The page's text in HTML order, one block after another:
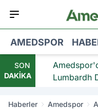
AMEDSPOR
SON
DAKİKA
Lumbardh
Haberler Amedspor